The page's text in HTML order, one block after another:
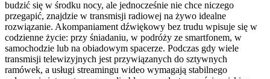
budzić się w środku nocy, ale jednocześnie nie chce niczego
przegapić, znajdzie w transmisji radiowej na żywo idealne
rozwiązanie. Akompaniament dźwiękowy bez trudu wpisuje się w
codzienne życie: przy śniadaniu, w podróży ze smartfonem, w
samochodzie lub na obiadowym spacerze. Podczas gdy wiele
transmisji telewizyjnych jest przywiązanych do sztywnych
ramówek, a usługi streamingu wideo wymagają stabilnego